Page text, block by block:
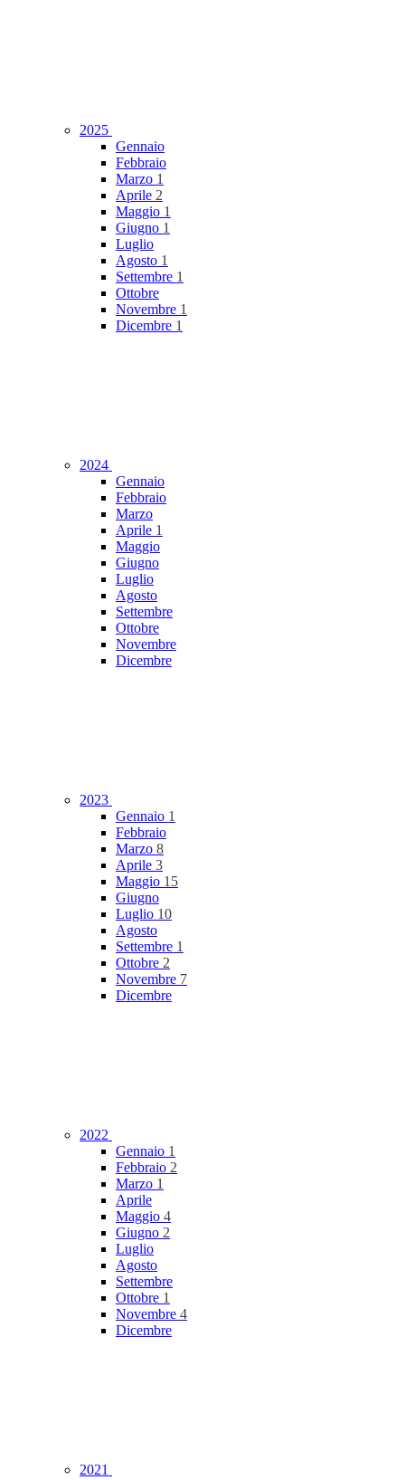
2025
Gennaio
Febbraio
Marzo 1
Aprile 2
Maggio 1
Giugno 1
Luglio
Agosto 1
Settembre 1
Ottobre
Novembre 1
Dicembre 1
2024
Gennaio
Febbraio
Marzo
Aprile 1
Maggio
Giugno
Luglio
Agosto
Settembre
Ottobre
Novembre
Dicembre
2023
Gennaio 1
Febbraio
Marzo 8
Aprile 3
Maggio 15
Giugno
Luglio 10
Agosto
Settembre 1
Ottobre 2
Novembre 7
Dicembre
2022
Gennaio 1
Febbraio 2
Marzo 1
Aprile
Maggio 4
Giugno 2
Luglio
Agosto
Settembre
Ottobre 1
Novembre 4
Dicembre
2021